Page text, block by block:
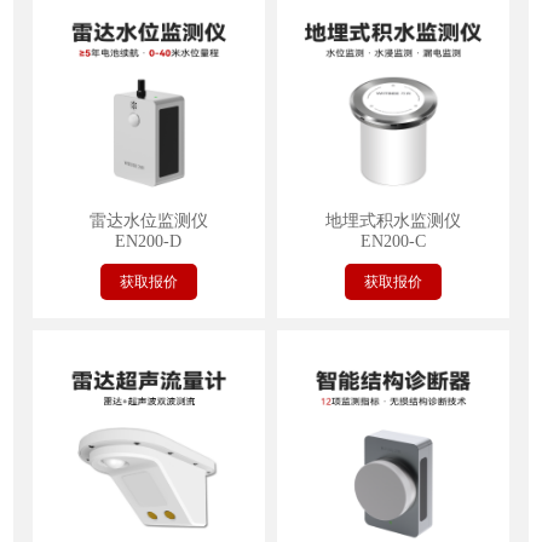
雷达水位监测仪
EN200-D
获取报价
地埋式积水监测仪
EN200-C
获取报价